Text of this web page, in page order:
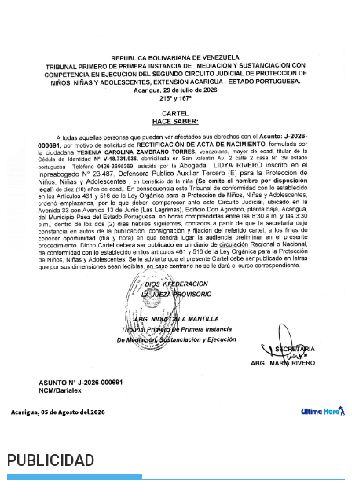
PUBLICIDAD